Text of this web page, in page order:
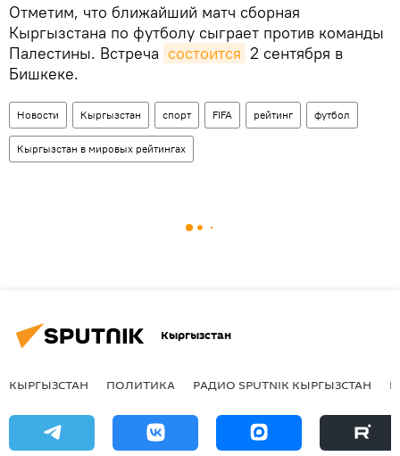
Отметим, что ближайший матч сборная
Кыргызстана по футболу сыграет против команды
Палестины. Встреча состоится 2 сентября в
Бишкеке.
Новости Кыргызстан спорт FIFA рейтинг футбол
Кыргызстан в мировых рейтингах
Кыргызстан
КЫРГЫЗСТАН ПОЛИТИКА РАДИО SPUTNIK КЫРГЫЗСТАН